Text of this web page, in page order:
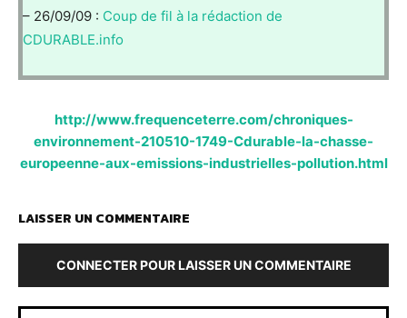
– 26/09/09 : Coup de fil à la rédaction de
CDURABLE.info
http://www.frequenceterre.com/chroniques-
environnement-210510-1749-Cdurable-la-chasse-
europeenne-aux-emissions-industrielles-pollution.html
LAISSER UN COMMENTAIRE
CONNECTER POUR LAISSER UN COMMENTAIRE